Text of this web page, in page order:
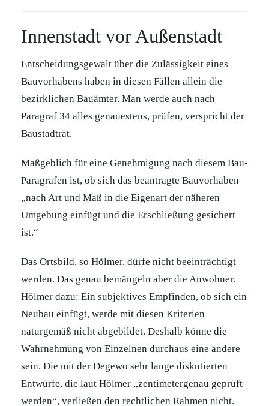
Innenstadt vor Außenstadt
Entscheidungsgewalt über die Zulässigkeit eines
Bauvorhabens haben in diesen Fällen allein die
bezirklichen Bauämter. Man werde auch nach
Paragraf 34 alles genauestens, prüfen, verspricht der
Baustadtrat.
Maßgeblich für eine Genehmigung nach diesem Bau-
Paragrafen ist, ob sich das beantragte Bauvorhaben
„nach Art und Maß in die Eigenart der näheren
Umgebung einfügt und die Erschließung gesichert
ist.“
Das Ortsbild, so Hölmer, dürfe nicht beeinträchtigt
werden. Das genau bemängeln aber die Anwohner.
Hölmer dazu: Ein subjektives Empfinden, ob sich ein
Neubau einfügt, werde mit diesen Kriterien
naturgemäß nicht abgebildet. Deshalb könne die
Wahrnehmung von Einzelnen durchaus eine andere
sein. Die mit der Degewo sehr lange diskutierten
Entwürfe, die laut Hölmer „zentimetergenau geprüft
werden“, verließen den rechtlichen Rahmen nicht.